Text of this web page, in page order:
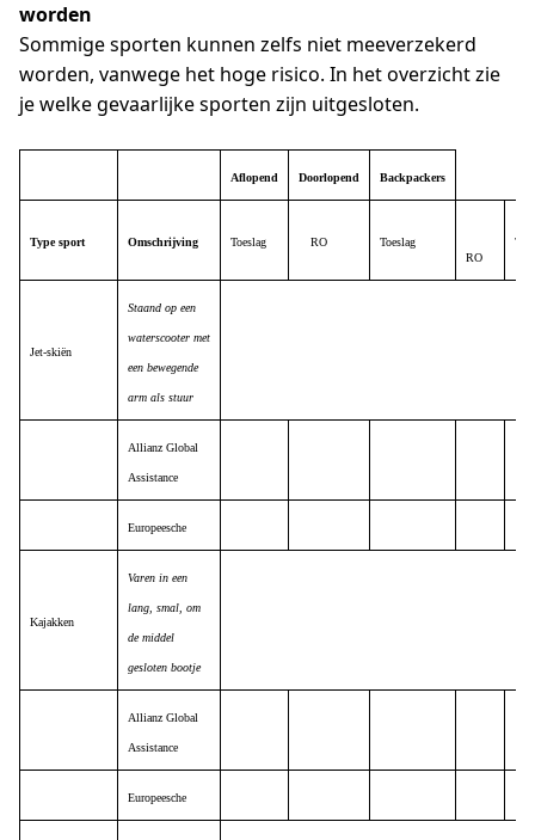
worden
Sommige sporten kunnen zelfs niet meeverzekerd
worden, vanwege het hoge risico. In het overzicht zie
je welke gevaarlijke sporten zijn uitgesloten.
Aflopend Doorlopend Backpackers
Type sport Omschrijving Toeslag RO Toeslag
RO
Jet-skiën
Staand op een
waterscooter met
een bewegende
arm als stuur
Allianz Global
Assistance
Europeesche
Kajakken
Varen in een
lang, smal, om
de middel
gesloten bootje
Allianz Global
Assistance
Europeesche